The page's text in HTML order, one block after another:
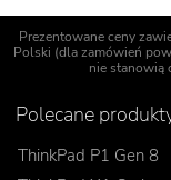
Prezentowane ceny
Polski (dla zamówień
nie stanowią
Polecane
ThinkPad P1 Gen 8